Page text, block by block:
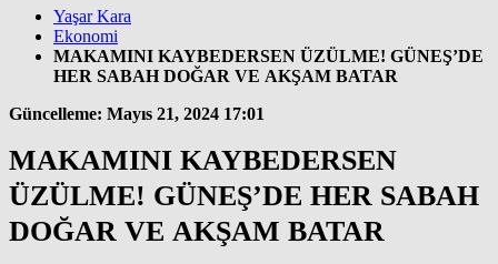
Yaşar Kara
Ekonomi
MAKAMINI KAYBEDERSEN ÜZÜLME! GÜNEŞ’DE
HER SABAH DOĞAR VE AKŞAM BATAR
Güncelleme: Mayıs 21, 2024 17:01
MAKAMINI KAYBEDERSEN
ÜZÜLME! GÜNEŞ’DE HER SABAH
DOĞAR VE AKŞAM BATAR